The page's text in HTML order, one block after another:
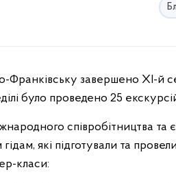
Франківську завершено XI-й
було проведено 25
співробітництва та
які підготували та
класи: